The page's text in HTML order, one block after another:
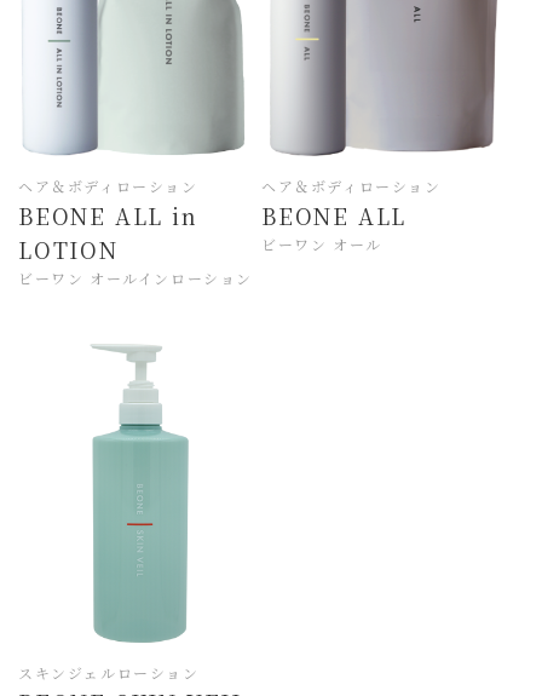
ヘア＆ボディローション
BEONE ALL in
LOTION
ビーワン オールインローション
ヘア＆ボディローション
BEONE ALL
ビーワン オール
スキンジェルローション